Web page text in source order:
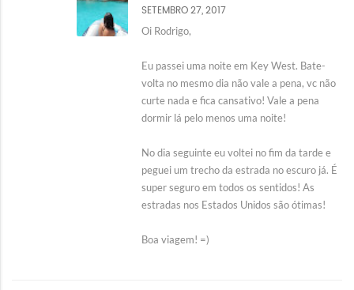
SETEMBRO 27, 2017
Oi Rodrigo,
Eu passei uma noite em Key West. Bate-
volta no mesmo dia não vale a pena, vc não
curte nada e fica cansativo! Vale a pena
dormir lá pelo menos uma noite!
No dia seguinte eu voltei no fim da tarde e
peguei um trecho da estrada no escuro já. É
super seguro em todos os sentidos! As
estradas nos Estados Unidos são ótimas!
Boa viagem! =)